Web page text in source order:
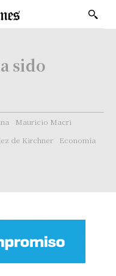
sido
Mauricio Macri
de Kirchner
Economía